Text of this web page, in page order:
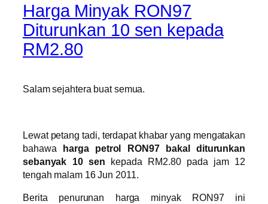
Harga Minyak RON97
Diturunkan 10 sen kepada
RM2.80
Salam sejahtera buat semua.
Lewat petang tadi, terdapat khabar yang mengatakan
bahawa harga petrol RON97 bakal diturunkan
sebanyak 10 sen kepada RM2.80 pada jam 12
tengah malam 16 Jun 2011.
Berita penurunan harga minyak RON97 ini